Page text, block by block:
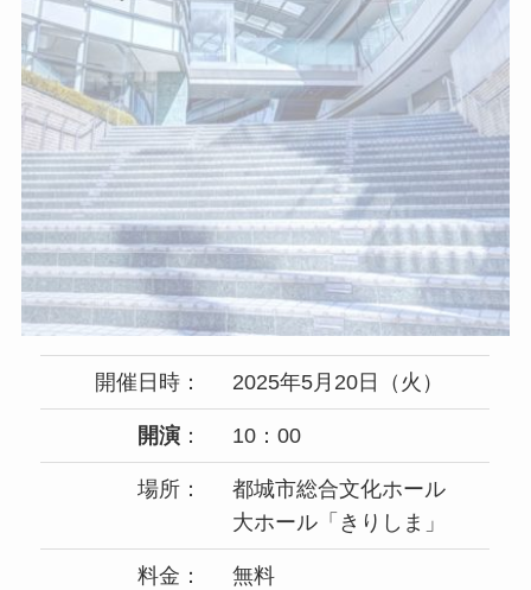
開催日時： 2025年5月20日（火）
開演： 10：00
場所：
都城市総合文化ホール
大ホール「きりしま」
料金： 無料